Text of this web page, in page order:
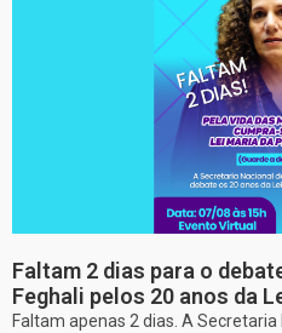
Faltam 2 dias para o
Feghali pelos 20 anos da
Faltam apenas 2 dias. A